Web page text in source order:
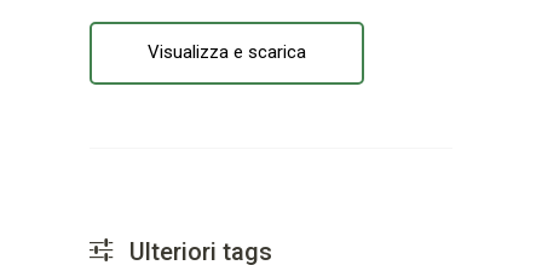
Visualizza e scarica
Ulteriori tags